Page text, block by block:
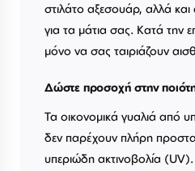
στιλάτο αξεσουάρ, αλλά
για τα μάτια σας. Κατά την
μόνο να σας ταιριάζουν
Δώστε προσοχή στην
Τα οικονομικά γυαλιά από
δεν παρέχουν πλήρη
υπεριώδη ακτινοβολία